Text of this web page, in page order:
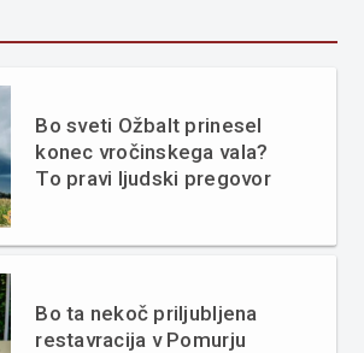
Bo sveti Ožbalt prinesel
konec vročinskega vala?
To pravi ljudski pregovor
Bo ta nekoč priljubljena
restavracija v Pomurju